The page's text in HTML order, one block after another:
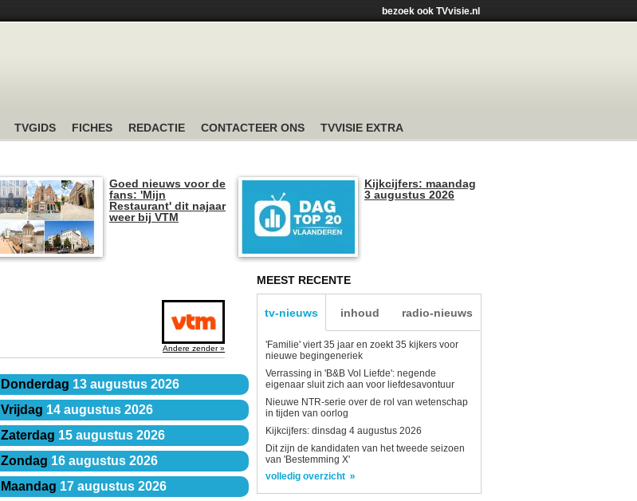
bezoek ook TVvisie.nl
TVGIDS FICHES REDACTIE CONTACTEER ONS TVVISIE EXTRA
Goed nieuws voor de
fans: 'Mijn
Restaurant' dit najaar
weer bij VTM
Kijkcijfers: maandag
3 augustus 2026
Andere zender »
Donderdag 13 augustus 2026
Vrijdag 14 augustus 2026
Zaterdag 15 augustus 2026
Zondag 16 augustus 2026
Maandag 17 augustus 2026
MEEST RECENTE
tv-nieuws inhoud radio-nieuws
'Familie' viert 35 jaar en zoekt 35 kijkers voor
nieuwe begingeneriek
Verrassing in 'B&B Vol Liefde': negende
eigenaar sluit zich aan voor liefdesavontuur
Nieuwe NTR-serie over de rol van wetenschap
in tijden van oorlog
Kijkcijfers: dinsdag 4 augustus 2026
Dit zijn de kandidaten van het tweede seizoen
van 'Bestemming X'
volledig overzicht